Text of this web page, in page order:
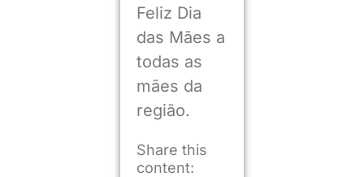
Feliz Dia
das Mães a
todas as
mães da
região.
Share this
content: